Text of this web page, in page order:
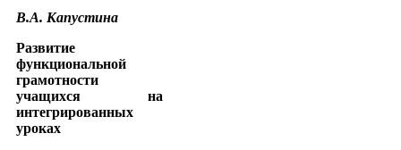
В.А. Капустина
Развитие
функциональной
грамотности
учащихся на
интегрированных
уроках